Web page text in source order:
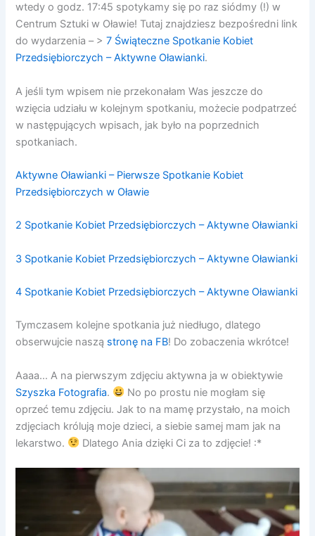
wtedy o godz. 17:45 spotykamy się po raz siódmy (!) w
Centrum Sztuki w Oławie! Tutaj znajdziesz bezpośredni link
do wydarzenia – >7 Świąteczne Spotkanie Kobiet
Przedsiębiorczych – Aktywne Oławianki.
A jeśli tym wpisem nie przekonałam Was jeszcze do
wzięcia udziału w kolejnym spotkaniu, możecie podpatrzeć
w następujących wpisach, jak było na poprzednich
spotkaniach.
Aktywne Oławianki – Pierwsze Spotkanie Kobiet
Przedsiębiorczych w Oławie
2 Spotkanie Kobiet Przedsiębiorczych – Aktywne Oławianki
3 Spotkanie Kobiet Przedsiębiorczych – Aktywne Oławianki
4 Spotkanie Kobiet Przedsiębiorczych – Aktywne Oławianki
Tymczasem kolejne spotkania już niedługo, dlatego
obserwujcie naszą stronę na FB! Do zobaczenia wkrótce!
Aaaa… A na pierwszym zdjęciu aktywna ja w obiektywie
Szyszka Fotografia.
No po prostu nie mogłam się
oprzeć temu zdjęciu. Jak to na mamę przystało, na moich
zdjęciach królują moje dzieci, a siebie samej mam jak na
lekarstwo.
Dlatego Ania dzięki Ci za to zdjęcie! :*